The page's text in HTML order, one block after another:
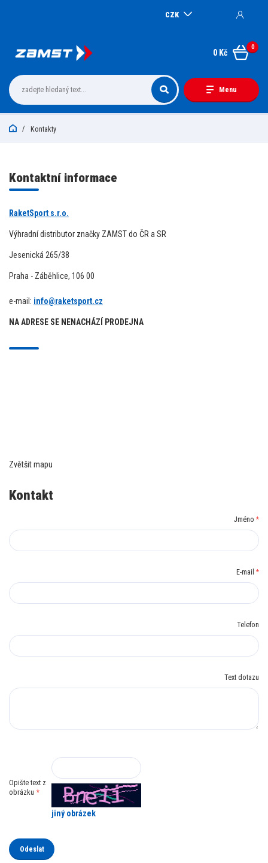
Menu
CZK
0
0 Kč
Kontakty
Kontaktní informace
RaketSport s.r.o.
Výhradní distributor značky ZAMST do ČR a SR
Jesenická 265/38
Praha - Záběhlice, 106 00
e-mail: info@raketsport.cz
NA ADRESE SE NENACHÁZÍ PRODEJNA
Zvětšit mapu
Kontakt
Jméno *
E-mail *
Telefon
Text dotazu
Opište text z
obrázku *
jiný obrázek